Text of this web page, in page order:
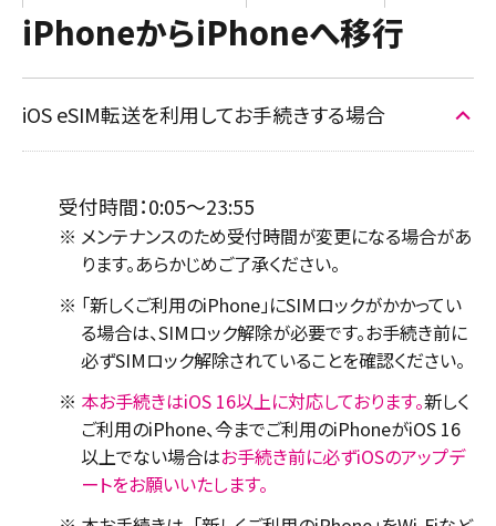
iPhoneからiPhoneへ移行
iOS eSIM転送を利用してお手続きする場合
受付時間：0:05～23:55
※ メンテナンスのため受付時間が変更になる場合があ
ります。あらかじめご了承ください。
※ 「新しくご利用のiPhone」にSIMロックがかかってい
る場合は、SIMロック解除が必要です。お手続き前に
必ずSIMロック解除されていることを確認ください。
※ 本お手続きはiOS 16以上に対応しております。新しく
ご利用のiPhone、今までご利用のiPhoneがiOS 16
以上でない場合はお手続き前に必ずiOSのアップデ
ートをお願いいたします。